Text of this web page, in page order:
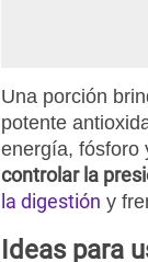
Una porción
potente
energía, fósforo
controlar la
la digestión y
Ideas para